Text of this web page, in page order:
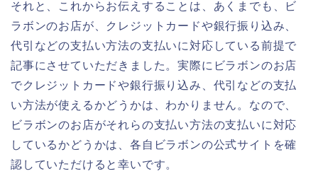
それと、これからお伝えすることは、あくまでも、ビ
ラボンのお店が、クレジットカードや銀行振り込み、
代引などの支払い方法の支払いに対応している前提で
記事にさせていただきました。実際にビラボンのお店
でクレジットカードや銀行振り込み、代引などの支払
い方法が使えるかどうかは、わかりません。なので、
ビラボンのお店がそれらの支払い方法の支払いに対応
しているかどうかは、各自ビラボンの公式サイトを確
認していただけると幸いです。